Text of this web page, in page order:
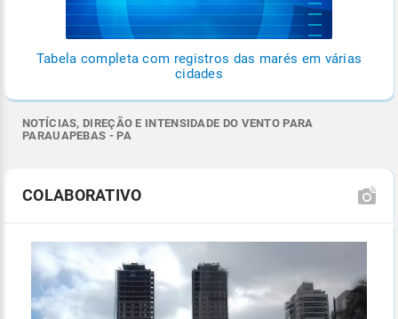
Tabela completa com registros das marés em várias
cidades
NOTÍCIAS, DIREÇÃO E INTENSIDADE DO VENTO PARA
PARAUAPEBAS - PA
COLABORATIVO